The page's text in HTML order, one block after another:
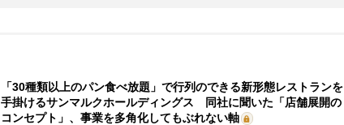
「30種類以上のパン食べ放題」で行列のできる新形態レストランを
手掛けるサンマルクホールディングス 同社に聞いた「店舗展開の
コンセプト」、事業を多角化してもぶれない軸